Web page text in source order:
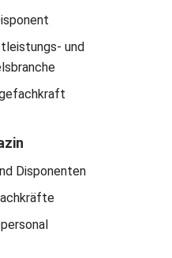
und
Disponenten